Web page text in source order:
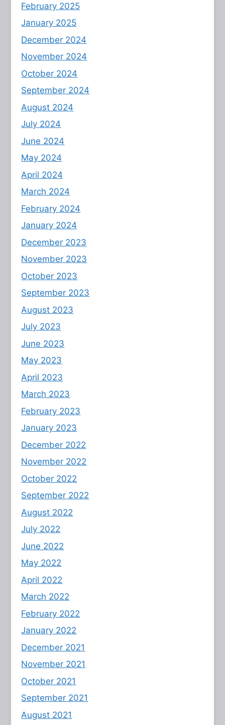
February 2025
January 2025
December 2024
November 2024
October 2024
September 2024
August 2024
July 2024
June 2024
May 2024
April 2024
March 2024
February 2024
January 2024
December 2023
November 2023
October 2023
September 2023
August 2023
July 2023
June 2023
May 2023
April 2023
March 2023
February 2023
January 2023
December 2022
November 2022
October 2022
September 2022
August 2022
July 2022
June 2022
May 2022
April 2022
March 2022
February 2022
January 2022
December 2021
November 2021
October 2021
September 2021
August 2021